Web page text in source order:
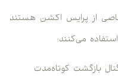
از پرایس اکشن هستند
می‌کنند: